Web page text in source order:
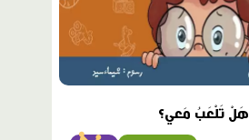
هَلْ تَلْعَبُ مَعي؟